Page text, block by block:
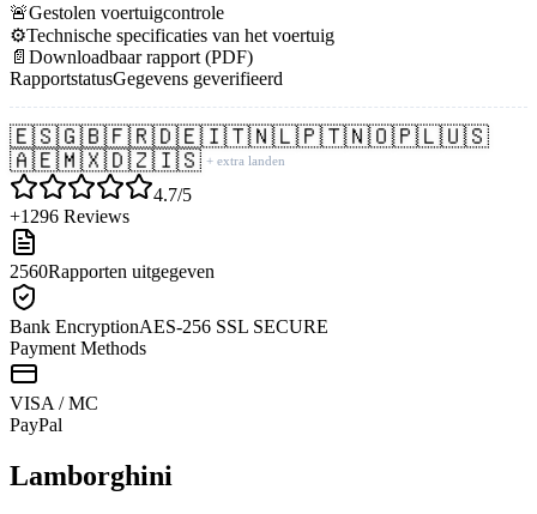
🚨Gestolen voertuigcontrole
⚙️Technische specificaties van het voertuig
📄 Downloadbaar rapport (PDF)
RapportstatusGegevens geverifieerd
🇪🇸🇬🇧🇫🇷🇩🇪🇮🇹🇳🇱🇵🇹🇳🇴🇵🇱🇺🇸
🇦🇪🇲🇽🇩🇿🇮🇸 + extra landen
4.7/5
+1296 Reviews
2560Rapporten uitgegeven
Bank EncryptionAES-256 SSL SECURE
Payment Methods
VISA / MC
PayPal
Lamborghini